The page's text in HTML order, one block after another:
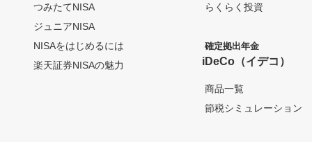
つみたてNISA
ジュニアNISA
NISAをはじめるには
楽天証券NISAの魅力
らくらく投資
確定拠出年金
iDeCo（イデコ）
商品一覧
節税シミュレーション